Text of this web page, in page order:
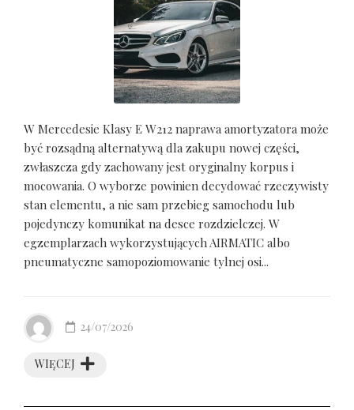
W Mercedesie Klasy E W212 naprawa amortyzatora może
być rozsądną alternatywą dla zakupu nowej części,
zwłaszcza gdy zachowany jest oryginalny korpus i
mocowania. O wyborze powinien decydować rzeczywisty
stan elementu, a nie sam przebieg samochodu lub
pojedynczy komunikat na desce rozdzielczej. W
egzemplarzach wykorzystujących AIRMATIC albo
pneumatyczne samopoziomowanie tylnej osi...
WIĘCEJ
24/07/2026